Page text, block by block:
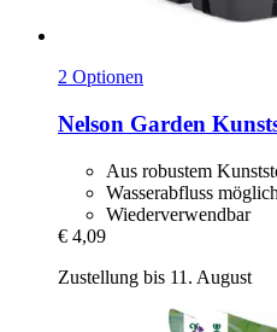
2 Optionen
Nelson Garden
Aus robustem
Wasserabfluss möglich
Wiederverwendbar
€ 4,09
Zustellung bis 11. August